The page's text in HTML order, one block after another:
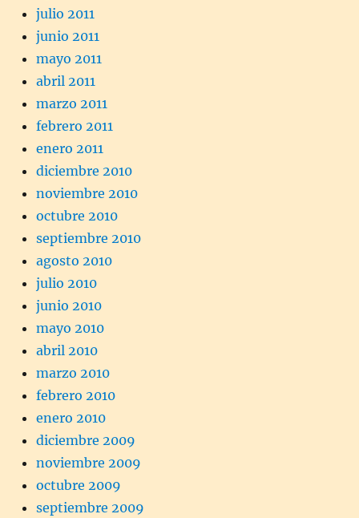
julio 2011
junio 2011
mayo 2011
abril 2011
marzo 2011
febrero 2011
enero 2011
diciembre 2010
noviembre 2010
octubre 2010
septiembre 2010
agosto 2010
julio 2010
junio 2010
mayo 2010
abril 2010
marzo 2010
febrero 2010
enero 2010
diciembre 2009
noviembre 2009
octubre 2009
septiembre 2009